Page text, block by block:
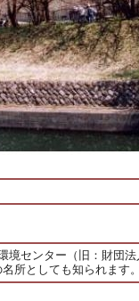
センター（旧：財団
所としても知られます。